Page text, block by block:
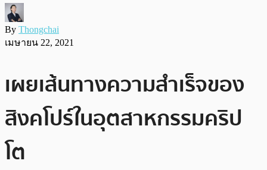
By Thongchai
เมษายน 22, 2021
เผยเส้นทางความสำเร็จของ
สิงคโปร์ในอุตสาหกรรมคริป
โต